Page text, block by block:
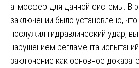
атмосфер для данной системы. В
заключении было установлено,
послужил гидравлический удар,
нарушением регламента
заключение как основное